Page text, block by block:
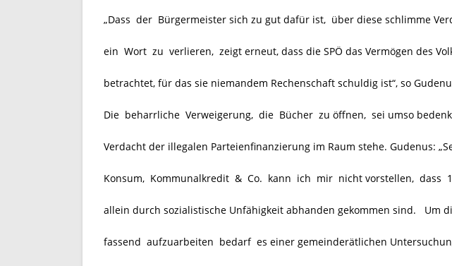
„Dass der Bürgermeister sich zu gut dafür ist, über diese schlimme
ein Wort zu verlieren, zeigt erneut, dass die SPÖ das Vermögen des
betrachtet, für das sie niemandem Rechenschaft schuldig ist“, so
Die beharrliche Verweigerung, die Bücher zu öffnen, sei umso
Verdacht der illegalen Parteienfinanzierung im Raum stehe. Gudenus:
Konsum, Kommunalkredit & Co. kann ich mir nicht vorstellen, dass
allein durch sozialistische Unfähigkeit abhanden gekommen sind. Um
fassend aufzuarbeiten bedarf es einer gemeinderätlichen